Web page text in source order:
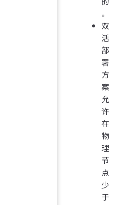
。
双
活
部
署
方
案
允
许
在
物
理
节
点
少
于